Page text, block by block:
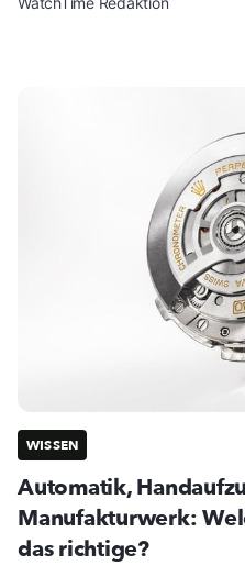
WISSEN
Automatik,
Manufakturwerk:
das richtige?